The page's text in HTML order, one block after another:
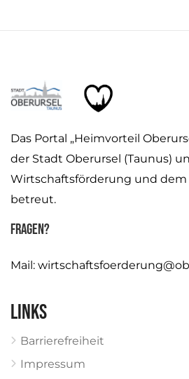
Das Portal „Heimvorteil
der Stadt Oberursel (Taunus)
Wirtschaftsförderung und
betreut.
Fragen?
Mail:
Links
Barrierefreiheit
Impressum